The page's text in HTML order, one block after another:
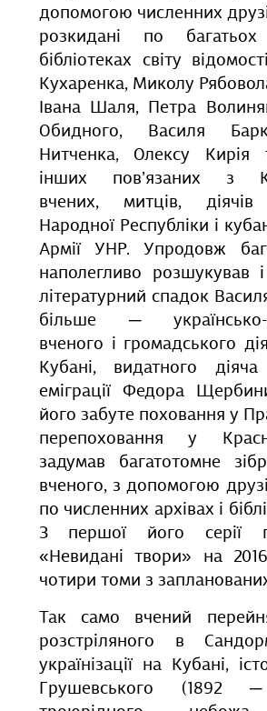
допомогою численних
розкидані по
бібліотеках світу
Кухаренка, Миколу
Івана Шаля, Петра
Обидного, Василя
Нитченка, Олексу Кирія
інших пов’язаних з
вчених, митців, діячів
Народної Республіки і
Армії УНР. Упродовж
наполегливо розшукував
літературний спадок
більше ─ українсько-
вченого і громадського
Кубані, видатного діяча
еміграції Федора
його забуте поховання у
перепоховання у
задумав багатотомне
вченого, з допомогою
по численних архівах і
З першої його серії
«Невидані твори» на
чотири томи з
Так само вчений
розстріляного в
українізації на Кубані,
Грушевського